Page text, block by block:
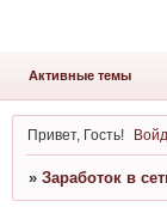
Активные темы
Привет, Гость!
» Заработок в